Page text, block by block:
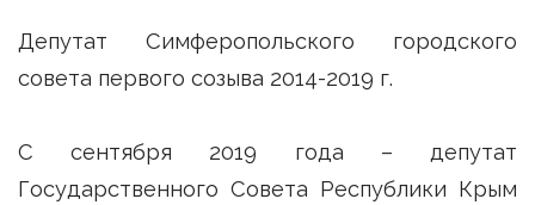
Депутат Симферопольского городского
совета первого созыва 2014-2019 г.
С сентября 2019 года – депутат
Государственного Совета Республики Крым